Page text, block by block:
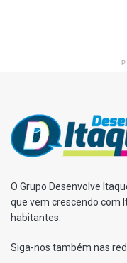
O Grupo Desenvolve
que vem crescendo com
habitantes.
Siga-nos também nas